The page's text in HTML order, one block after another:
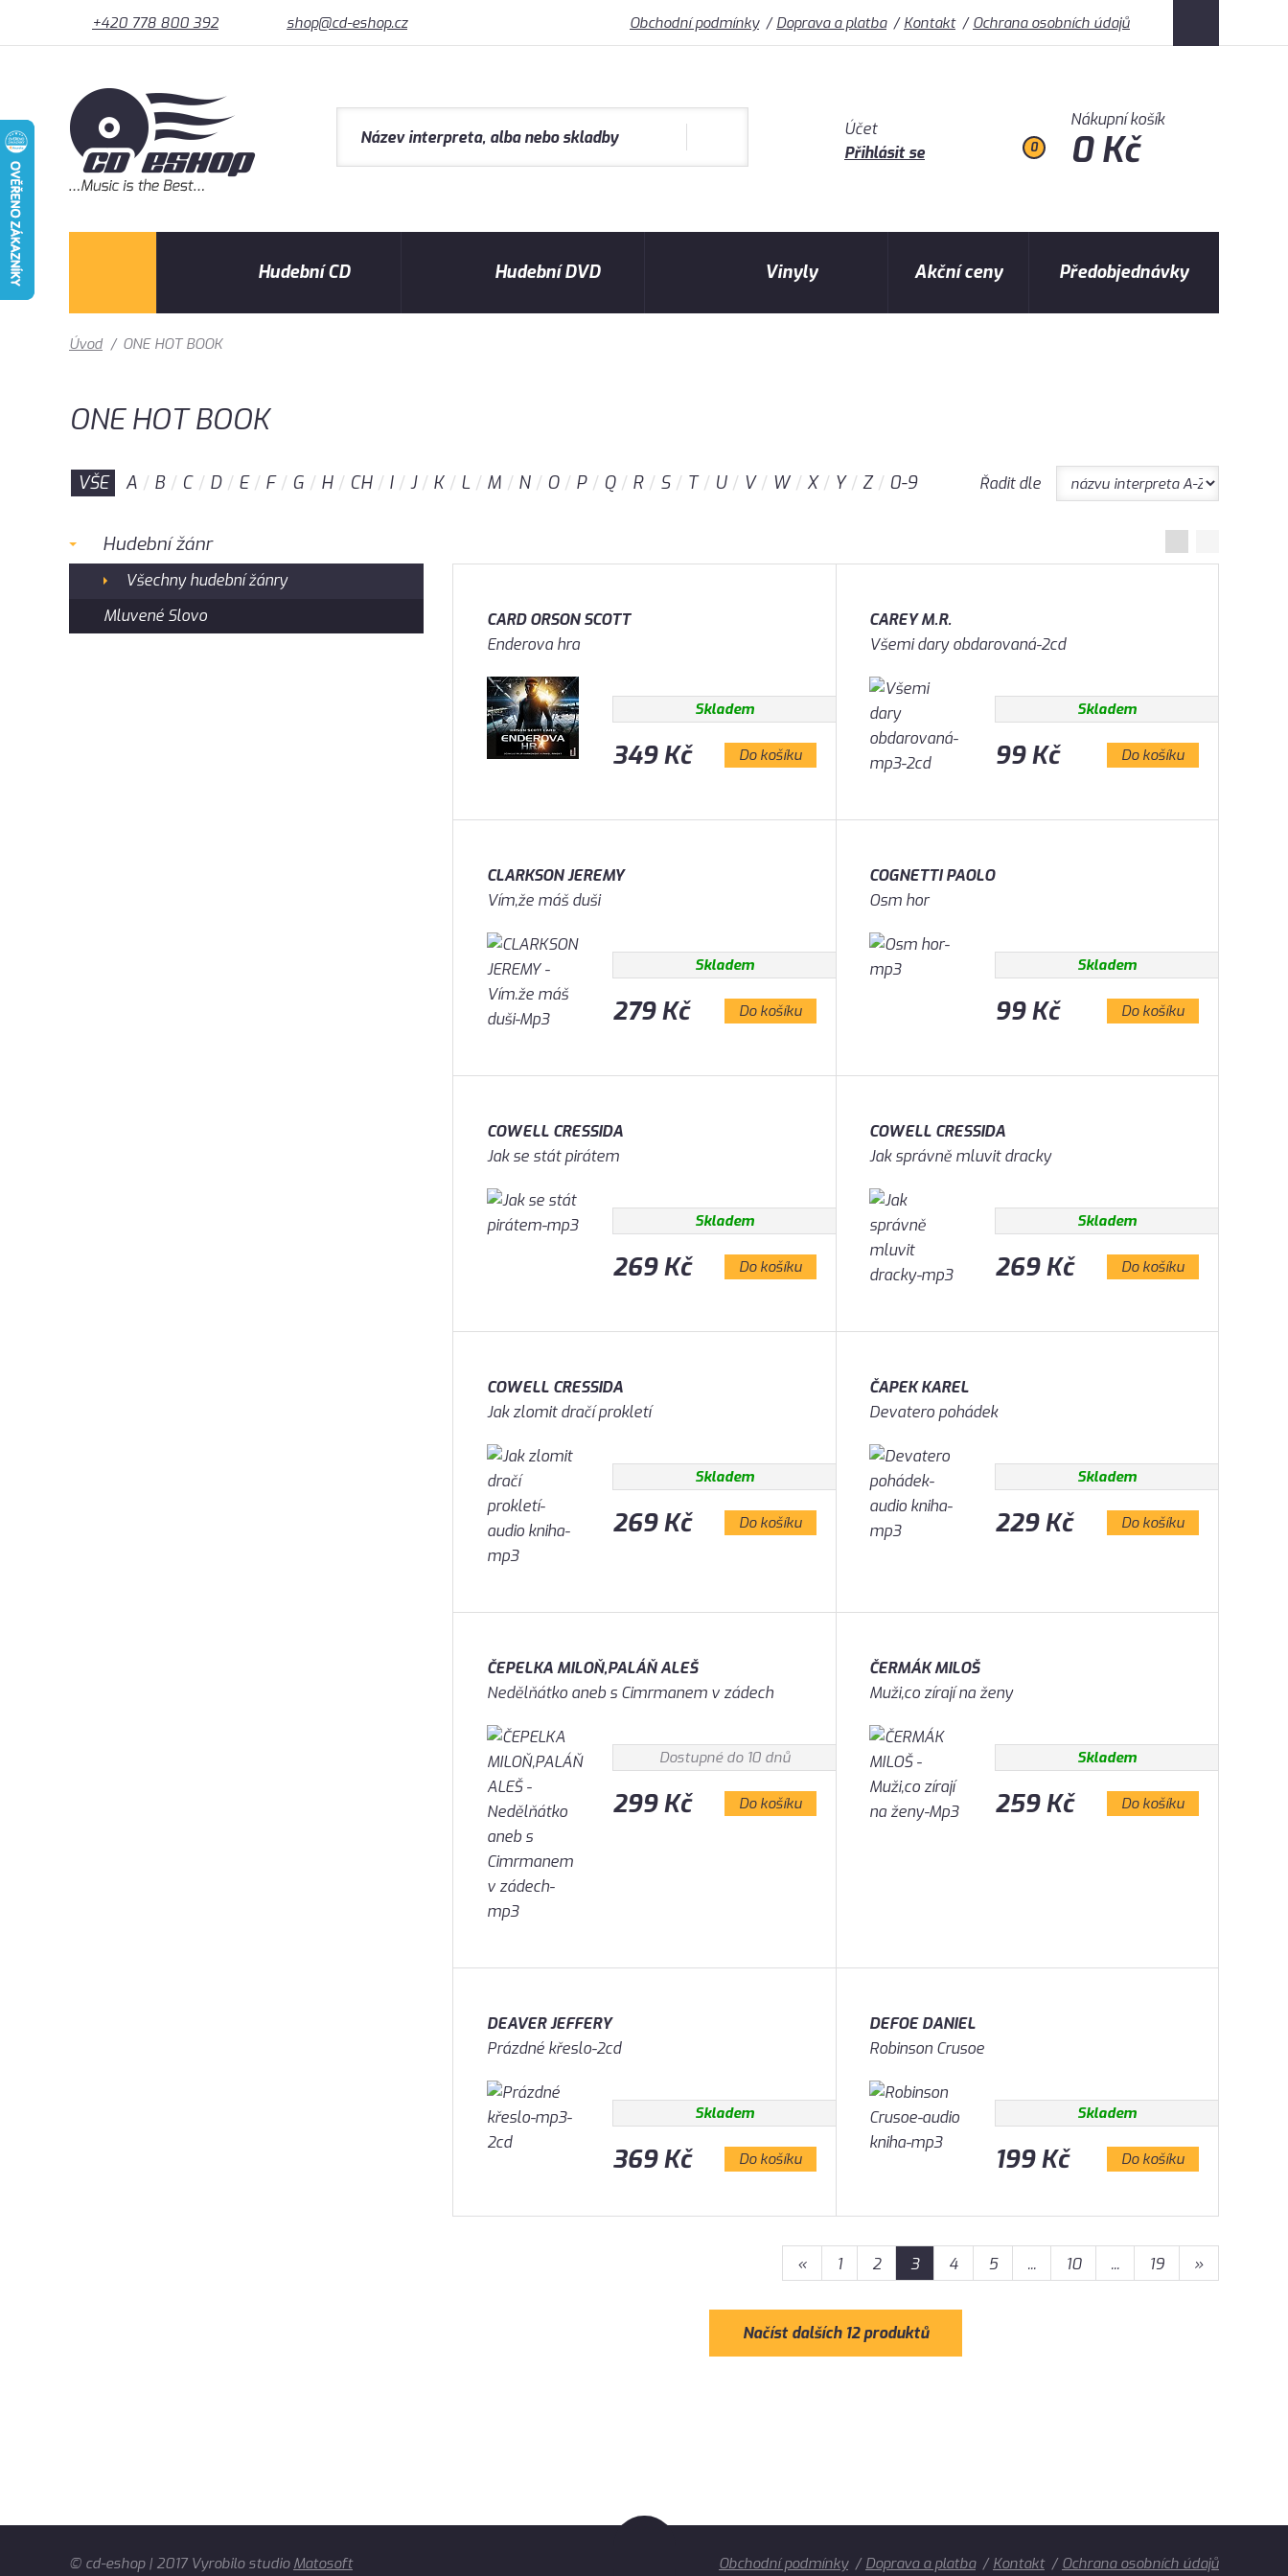
+420 778 800 392 shop@cd-eshop.cz Obchodní podmínky Doprava a platba Kontakt Ochrana osobních údajů
Účet
Přihlásit se
0
Nákupní košík
0 Kč
Hudební CD Hudební DVD Vinyly Akční ceny Předobjednávky
Úvod / ONE HOT BOOK
ONE HOT BOOK
VŠE A B C D E F G H CH I J K L M N O P Q R S T U V W X Y Z 0-9 Řadit dle
Hudební žánr
Všechny hudební žánry
Mluvené Slovo
CARD ORSON SCOTT
Enderova hra
Skladem
349 Kč Do košíku
CAREY M.R.
Všemi dary obdarovaná-2cd
Skladem
99 Kč Do košíku
CLARKSON JEREMY
Vím,že máš duši
Skladem
279 Kč Do košíku
COGNETTI PAOLO
Osm hor
Skladem
99 Kč Do košíku
COWELL CRESSIDA
Jak se stát pirátem
Skladem
269 Kč Do košíku
COWELL CRESSIDA
Jak správně mluvit dracky
Skladem
269 Kč Do košíku
COWELL CRESSIDA
Jak zlomit dračí prokletí
Skladem
269 Kč Do košíku
ČAPEK KAREL
Devatero pohádek
Skladem
229 Kč Do košíku
ČEPELKA MILOŇ,PALÁŇ ALEŠ
Nedělňátko aneb s Cimrmanem v zádech
Dostupné do 10 dnů
299 Kč Do košíku
ČERMÁK MILOŠ
Muži,co zírají na ženy
Skladem
259 Kč Do košíku
DEAVER JEFFERY
Prázdné křeslo-2cd
Skladem
369 Kč Do košíku
DEFOE DANIEL
Robinson Crusoe
Skladem
199 Kč Do košíku
« 1 2 3 4 5 ... 10 ... 19 »
Načíst dalších 12 produktů
© cd-eshop | 2017 Vyrobilo studio Matosoft Obchodní podmínky Doprava a platba Kontakt Ochrana osobních údajů